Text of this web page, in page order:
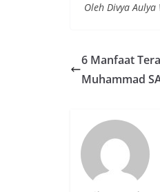
Oleh Divya
6 Manfaat
Muhammad